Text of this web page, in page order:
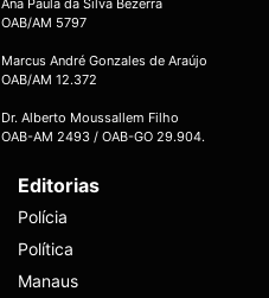
OAB/AM 5797
Marcus André Gonzales de Araújo
OAB/AM 12.372
Dr. Alberto Moussallem Filho
OAB-AM 2493 / OAB-GO 29.904.
Editorias
Polícia
Política
Manaus